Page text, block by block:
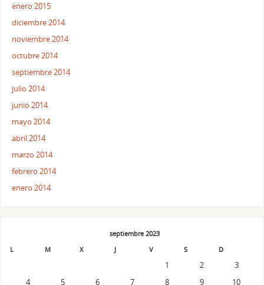
enero 2015
diciembre 2014
noviembre 2014
octubre 2014
septiembre 2014
julio 2014
junio 2014
mayo 2014
abril 2014
marzo 2014
febrero 2014
enero 2014
septiembre 2023
L
M X J V S D
1 2
3
4
5 6 7 8 9 10